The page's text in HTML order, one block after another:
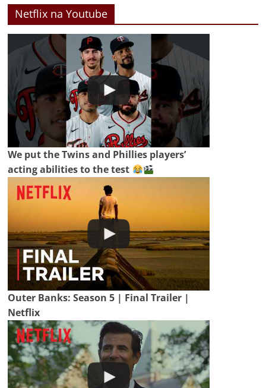
Netflix na Youtube
We put the Twins and Phillies players’
acting abilities to the test
Outer Banks: Season 5 | Final Trailer |
Netflix